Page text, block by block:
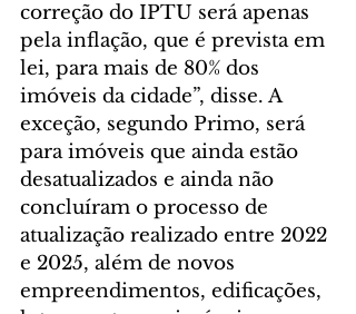
correção do IPTU será apenas
pela inflação, que é prevista em
lei, para mais de 80% dos
imóveis da cidade”, disse. A
exceção, segundo Primo, será
para imóveis que ainda estão
desatualizados e ainda não
concluíram o processo de
atualização realizado entre 2022
e 2025, além de novos
empreendimentos, edificações,